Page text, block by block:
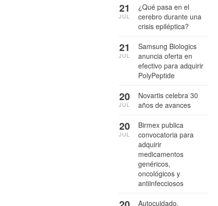
¿Qué pasa en el
cerebro durante una
crisis epiléptica?
21
JUL
Samsung Biologics
anuncia oferta en
efectivo para adquirir
PolyPeptide
21
JUL
Novartis celebra 30
años de avances
20
JUL
Birmex publica
convocatoria para
adquirir
medicamentos
genéricos,
oncológicos y
antiinfecciosos
20
JUL
Autocuidado,